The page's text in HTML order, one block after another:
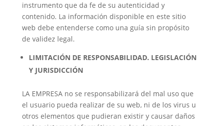
instrumento que da fe de su autenticidad y
contenido. La información disponible en este sitio
web debe entenderse como una guía sin propósito
de validez legal.
LIMITACIÓN DE RESPONSABILIDAD. LEGISLACIÓN
Y JURISDICCIÓN
LA EMPRESA no se responsabilizará del mal uso que
el usuario pueda realizar de su web, ni de los virus u
otros elementos que pudieran existir y causar daños